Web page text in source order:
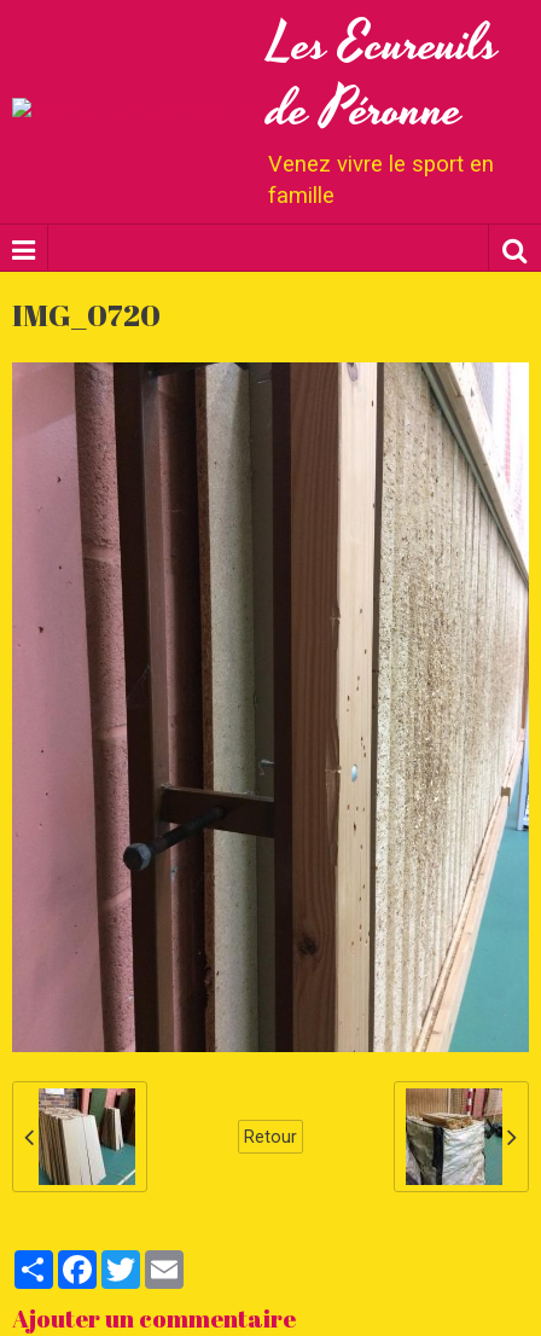
Les Ecureuils
de Péronne
Venez vivre le sport en
famille
IMG_0720
Retour
PartagerFacebook
Twitter
Ajouter un commentaire